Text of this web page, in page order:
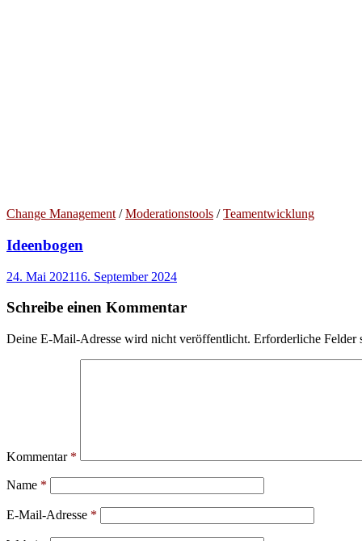
Change Management /Moderationstools /Teamentwicklung
Ideenbogen
24. Mai 202116. September 2024
Schreibe einen Kommentar
Deine E-Mail-Adresse wird nicht veröffentlicht. Erforderliche Felder
Kommentar *
Name *
E-Mail-Adresse *